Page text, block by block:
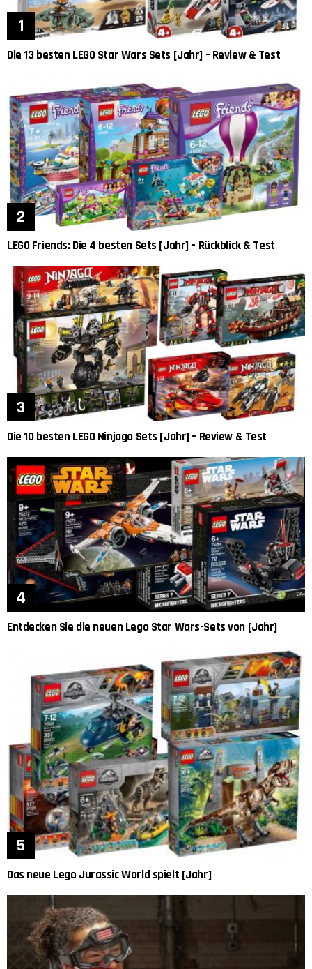
Die 13 besten LEGO Star Wars Sets [Jahr] – Review & Test
LEGO Friends: Die 4 besten Sets [Jahr] – Rückblick & Test
Die 10 besten LEGO Ninjago Sets [Jahr] – Review & Test
Entdecken Sie die neuen Lego Star Wars-Sets von [Jahr]
Das neue Lego Jurassic World spielt [Jahr]